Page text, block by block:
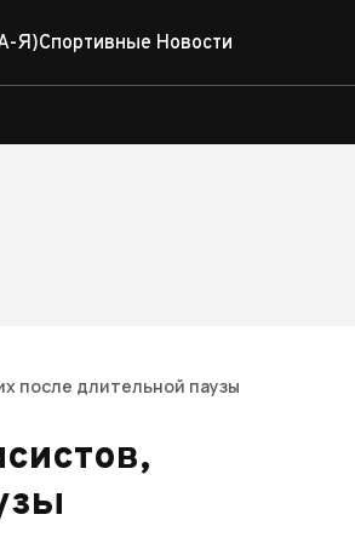
Я)Спортивные Новости
после длительной паузы